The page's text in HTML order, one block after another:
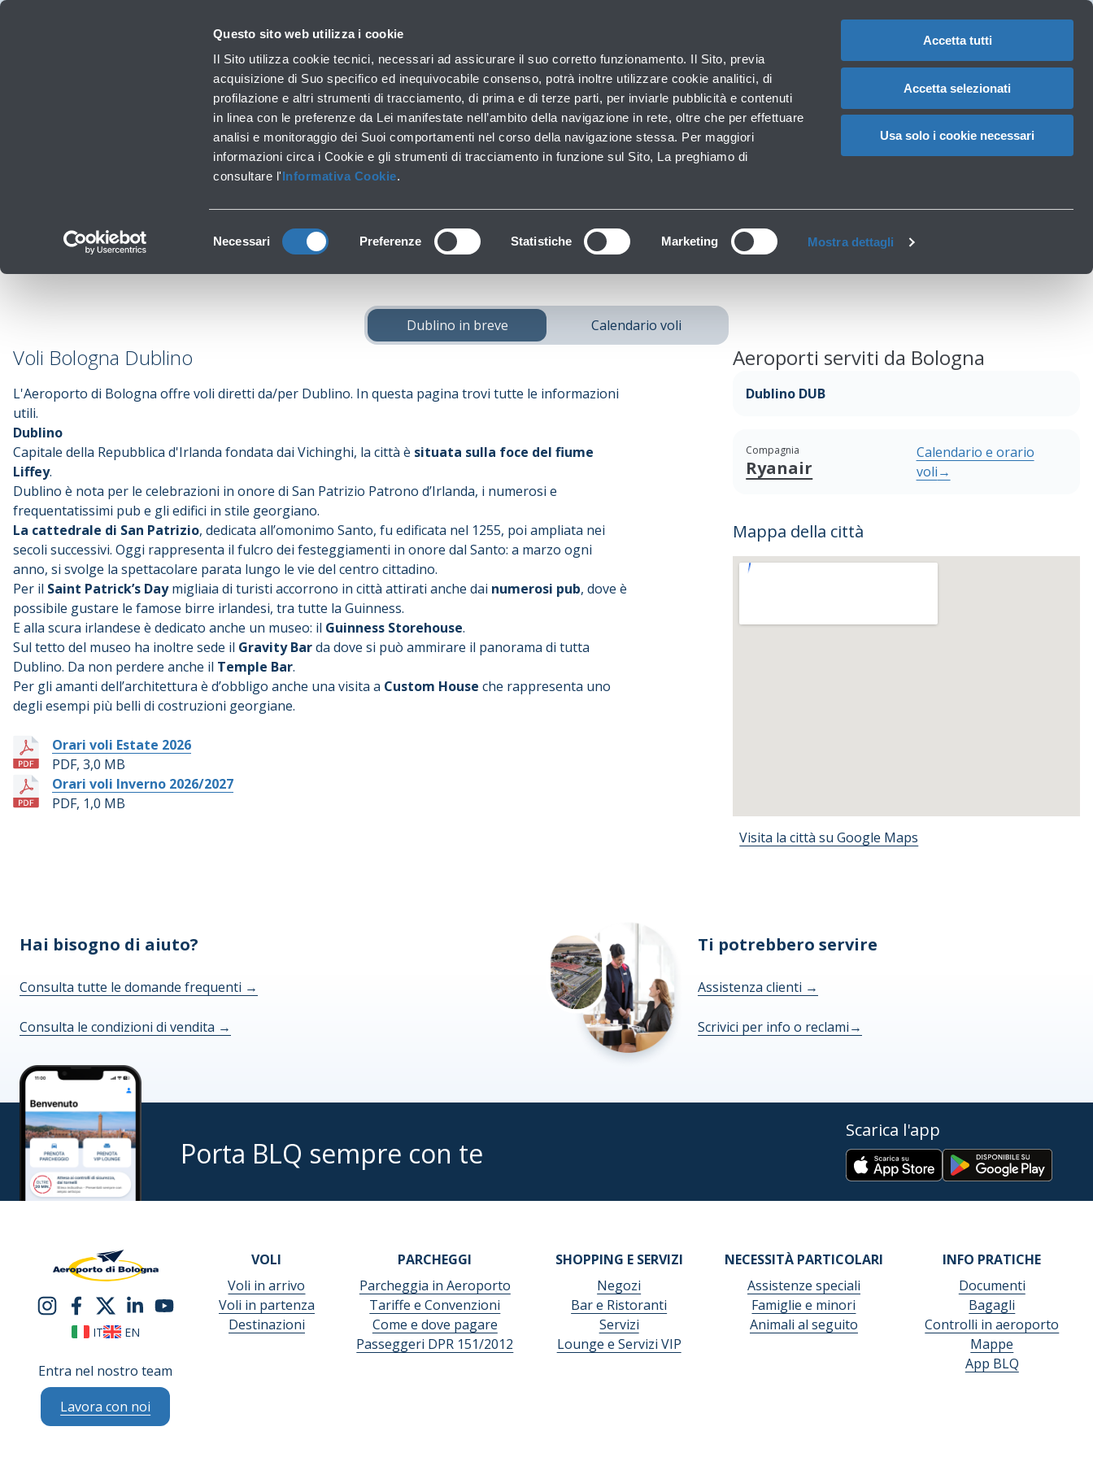
Questo sito web utilizza i cookie
Il Sito utilizza cookie tecnici, necessari ad assicurare il suo corretto funzionamento. Il Sito, previa
acquisizione di Suo specifico ed inequivocabile consenso, potrà inoltre utilizzare cookie analitici, di
profilazione e altri strumenti di tracciamento, di prima e di terze parti, per inviarle pubblicità e contenuti
in linea con le preferenze da Lei manifestate nell’ambito della navigazione in rete, oltre che per effettuare
analisi e monitoraggio dei Suoi comportamenti nel corso della navigazione stessa. Per maggiori
informazioni circa i Cookie e gli strumenti di tracciamento in funzione sul Sito, La preghiamo di
consultare l'Informativa Cookie.
del
Necessari Preferenze Statistiche Marketing Mostra dettagli
Accetta tutti
Accetta selezionati
Usa solo i cookie necessari
CAMBIA
Voli
Orari, destinazioni e info
Parcheggi
Soste brevi e lunghe
Da e per l'aeroporto
Trasporti pubblici e auto
In aeroporto
Lounge, shopping e servizi
Necessità particolari
Accessibilità, Famiglie, Animali Carrello
RaggiungiDublinoda Bologna
Dublino in breve Calendario voli
Aeroporti serviti da Bologna
Dublino DUB
Compagnia
Ryanair
Calendario e orario
voli→
Mappa della città
Visita la città su Google Maps
Voli Bologna Dublino
L'Aeroporto di Bologna offre voli diretti da/per Dublino. In questa pagina trovi tutte le informazioni
utili.
Dublino
Capitale della Repubblica d'Irlanda fondata dai Vichinghi, la città è situata sulla foce del fiume
Liffey.
Dublino è nota per le celebrazioni in onore di San Patrizio Patrono d’Irlanda, i numerosi e
frequentatissimi pub e gli edifici in stile georgiano.
La cattedrale di San Patrizio, dedicata all’omonimo Santo, fu edificata nel 1255, poi ampliata nei
secoli successivi. Oggi rappresenta il fulcro dei festeggiamenti in onore dal Santo: a marzo ogni
anno, si svolge la spettacolare parata lungo le vie del centro cittadino.
Per il Saint Patrick’s Daymigliaia di turisti accorrono in città attirati anche dai numerosi pub, dove è
possibile gustare le famose birre irlandesi, tra tutte la Guinness.
E alla scura irlandese è dedicato anche un museo: il Guinness Storehouse.
Sul tetto del museo ha inoltre sede il Gravity Barda dove si può ammirare il panorama di tutta
Dublino. Da non perdere anche il Temple Bar.
Per gli amanti dell’architettura è d’obbligo anche una visita a Custom House che rappresenta uno
degli esempi più belli di costruzioni georgiane.
Orari voli Estate 2026
PDF, 3,0 MB
Orari voli Inverno 2026/2027
PDF, 1,0 MB
Hai bisogno di aiuto?
Consulta tutte le domande frequenti →
Consulta le condizioni di vendita →
Ti potrebbero servire
Assistenza clienti →
Scrivici per info o reclami→
Porta BLQ sempre con te
Scarica l'app
IT EN
Entra nel nostro team
Lavora con noi
VOLI
Voli in arrivo
Voli in partenza
Destinazioni
PARCHEGGI
Parcheggia in Aeroporto
Tariffe e Convenzioni
Come e dove pagare
Passeggeri DPR 151/2012
SHOPPING E SERVIZI
Negozi
Bar e Ristoranti
Servizi
Lounge e Servizi VIP
NECESSITÀ PARTICOLARI
Assistenze speciali
Famiglie e minori
Animali al seguito
INFO PRATICHE
Documenti
Bagagli
Controlli in aeroporto
Mappe
App BLQ